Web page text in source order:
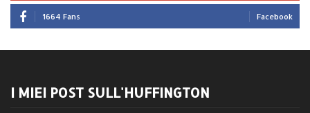
1664 Fans Facebook
I MIEI POST SULL'HUFFINGTON